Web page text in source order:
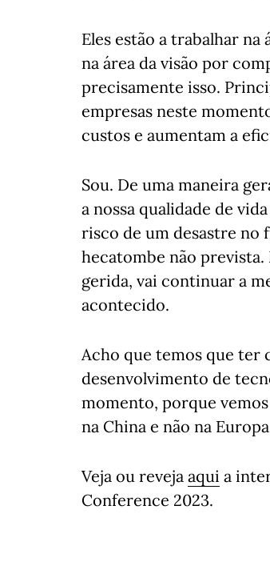
Eles estão a trabalhar
na área da visão por
precisamente isso.
empresas neste
custos e aumentam a
Sou. De uma maneira
a nossa qualidade de
risco de um desastre no
hecatombe não prevista.
gerida, vai continuar a
acontecido.
Acho que temos que ter
desenvolvimento de
momento, porque vemos
na China e não na
Veja ou reveja aqui a
Conference 2023.